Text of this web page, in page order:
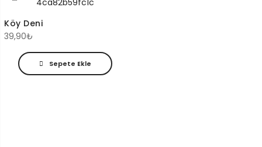
Köy Deni
39,90₺
Sepete Ekle